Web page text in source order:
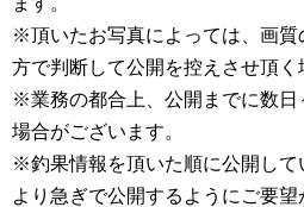
※頂いたお写真によっては、画質
方で判断して公開を控えさせ頂く
※業務の都合上、公開までに数日
場合がございます。
※釣果情報を頂いた順に公開して
より急ぎで公開するようにご要